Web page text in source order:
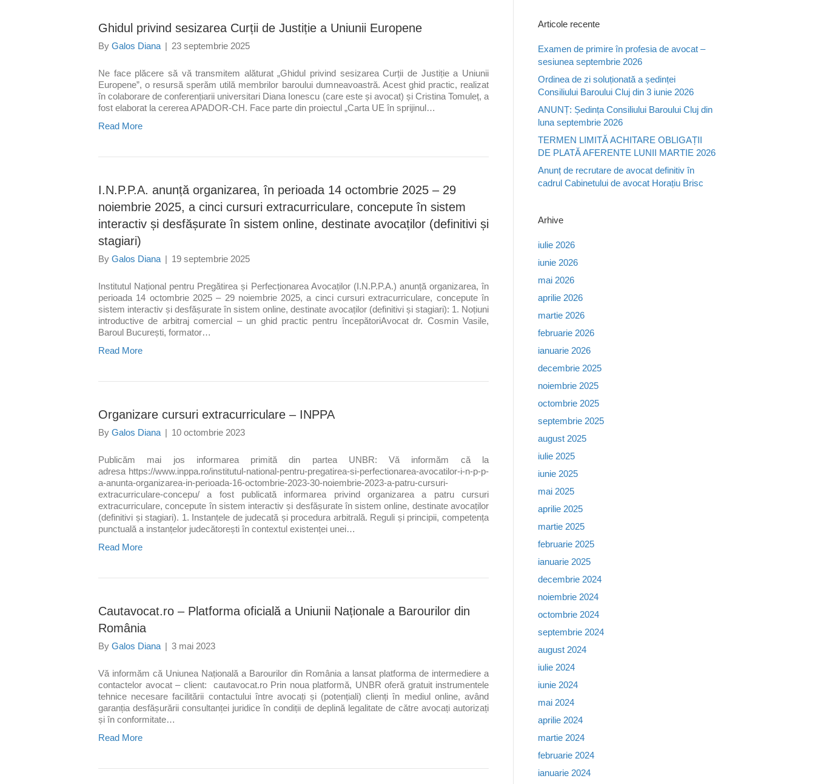
Ghidul privind sesizarea Curții de Justiție a Uniunii Europene
By Galos Diana | 23 septembrie 2025
Ne face plăcere să vă transmitem alăturat „Ghidul privind sesizarea Curții de Justiție a Uniunii
Europene”, o resursă sperăm utilă membrilor baroului dumneavoastră. Acest ghid practic, realizat
în colaborare de conferențiarii universitari Diana Ionescu (care este și avocat) și Cristina Tomuleț, a
fost elaborat la cererea APADOR-CH. Face parte din proiectul „Carta UE în sprijinul…
Read More
I.N.P.P.A. anunță organizarea, în perioada 14 octombrie 2025 – 29
noiembrie 2025, a cinci cursuri extracurriculare, concepute în sistem
interactiv și desfășurate în sistem online, destinate avocaților (definitivi și
stagiari)
By Galos Diana | 19 septembrie 2025
Institutul Național pentru Pregătirea și Perfecționarea Avocaților (I.N.P.P.A.) anunță organizarea, în
perioada 14 octombrie 2025 – 29 noiembrie 2025, a cinci cursuri extracurriculare, concepute în
sistem interactiv și desfășurate în sistem online, destinate avocaților (definitivi și stagiari): 1. Noțiuni
introductive de arbitraj comercial – un ghid practic pentru începătoriAvocat dr. Cosmin Vasile,
Baroul București, formator…
Read More
Organizare cursuri extracurriculare – INPPA
By Galos Diana | 10 octombrie 2023
Publicăm mai jos informarea primită din partea UNBR: Vă informăm că la
adresa https://www.inppa.ro/institutul-national-pentru-pregatirea-si-perfectionarea-avocatilor-i-n-p-p-
a-anunta-organizarea-in-perioada-16-octombrie-2023-30-noiembrie-2023-a-patru-cursuri-
extracurriculare-concepu/ a fost publicată informarea privind organizarea a patru cursuri
extracurriculare, concepute în sistem interactiv și desfășurate în sistem online, destinate avocaților
(definitivi și stagiari). 1. Instanțele de judecată și procedura arbitrală. Reguli și principii, competența
punctuală a instanțelor judecătorești în contextul existenței unei…
Read More
Cautavocat.ro – Platforma oficială a Uniunii Naționale a Barourilor din
România
By Galos Diana | 3 mai 2023
Vă informăm că Uniunea Națională a Barourilor din România a lansat platforma de intermediere a
contactelor avocat – client: cautavocat.ro Prin noua platformă, UNBR oferă gratuit instrumentele
tehnice necesare facilitării contactului între avocați și (potențiali) clienți în mediul online, având
garanția desfășurării consultanței juridice în condiții de deplină legalitate de către avocați autorizați
și în conformitate…
Read More
Articole recente
Examen de primire în profesia de avocat –
sesiunea septembrie 2026
Ordinea de zi soluționată a ședinței
Consiliului Baroului Cluj din 3 iunie 2026
ANUNȚ: Ședința Consiliului Baroului Cluj din
luna septembrie 2026
TERMEN LIMITĂ ACHITARE OBLIGAȚII
DE PLATĂ AFERENTE LUNII MARTIE 2026
Anunț de recrutare de avocat definitiv în
cadrul Cabinetului de avocat Horațiu Brisc
Arhive
iulie 2026
iunie 2026
mai 2026
aprilie 2026
martie 2026
februarie 2026
ianuarie 2026
decembrie 2025
noiembrie 2025
octombrie 2025
septembrie 2025
august 2025
iulie 2025
iunie 2025
mai 2025
aprilie 2025
martie 2025
februarie 2025
ianuarie 2025
decembrie 2024
noiembrie 2024
octombrie 2024
septembrie 2024
august 2024
iulie 2024
iunie 2024
mai 2024
aprilie 2024
martie 2024
februarie 2024
ianuarie 2024